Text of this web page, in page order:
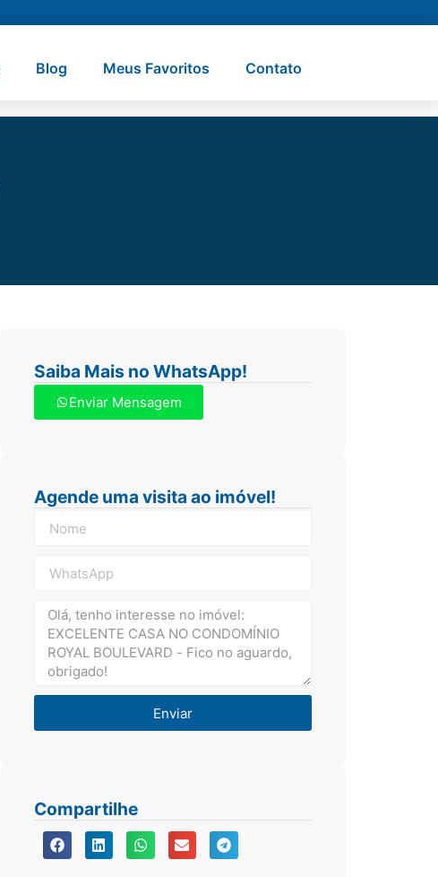
Blog Meus Favoritos Contato
Saiba Mais no WhatsApp!
Enviar Mensagem
Agende uma visita ao imóvel!
Enviar
Compartilhe